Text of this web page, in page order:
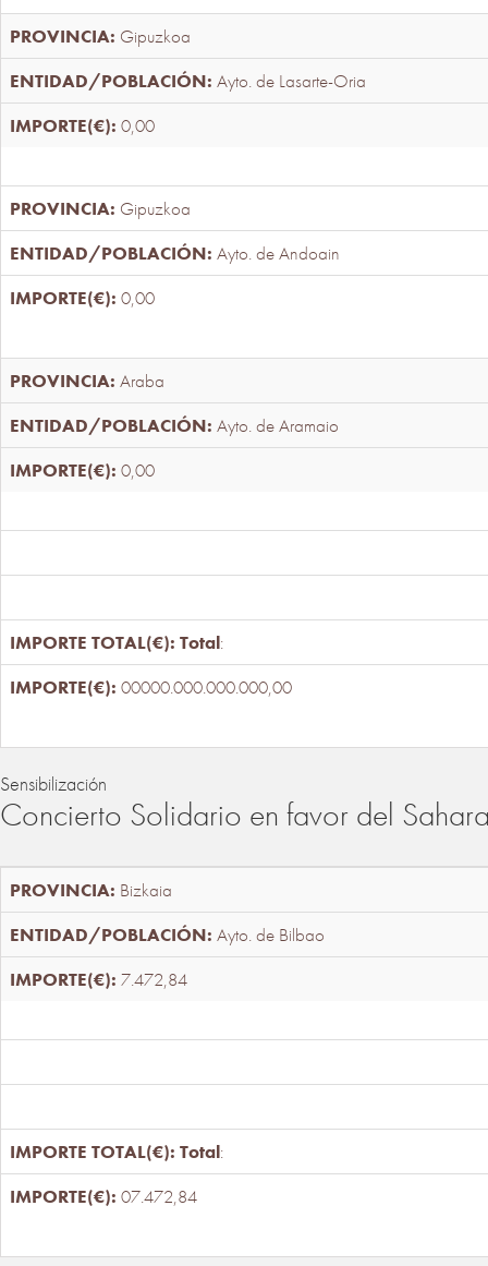
Gipuzkoa
Ayto. de Lasarte-Oria
0,00
Gipuzkoa
Ayto. de Andoain
0,00
Araba
Ayto. de Aramaio
0,00
Total:
00000.000.000.000,00
Sensibilización
Concierto Solidario en favor del
Bizkaia
Ayto. de Bilbao
7.472,84
Total:
07.472,84